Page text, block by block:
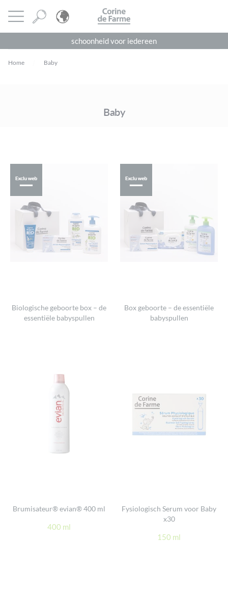
Menu openen CORINE DE FARME
schoonheid voor iedereen
Home Baby
Baby
Biologische geboorte box – de
essentiële babyspullen
Box geboorte – de essentiële
babyspullen
Brumisateur® evian® 400 ml
400 ml
Fysiologisch Serum voor Baby
x30
150 ml